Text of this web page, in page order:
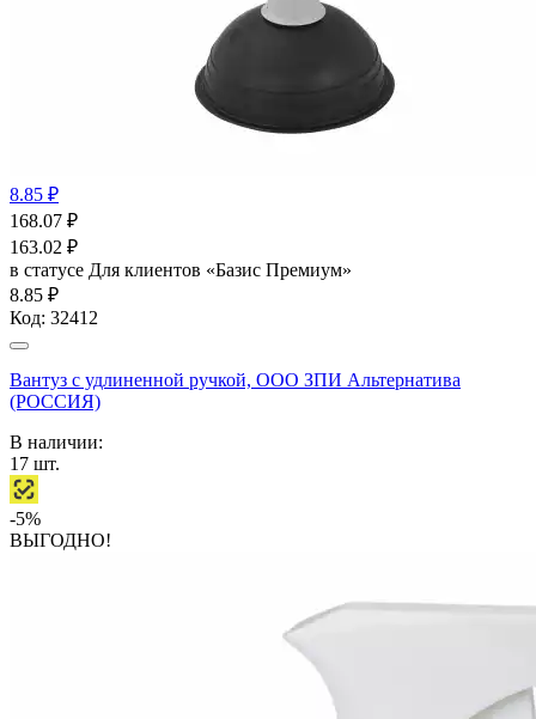
8.85 ₽
168.07 ₽
163.02 ₽
в статусе Для клиентов «Базис Премиум»
8.85 ₽
Код: 32412
Вантуз с удлиненной ручкой, ООО ЗПИ Альтернатива
(РОССИЯ)
В наличии:
17 шт.
-5%
ВЫГОДНО!